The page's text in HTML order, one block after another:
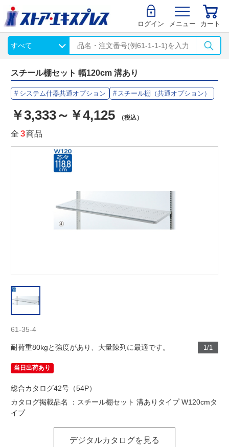
ログイン メニュー カート
スチール棚セット 幅120cm 溝あり
システム什器共通オプション スチール棚（共通オプション）
￥3,333～￥4,125 （税込）
全 3商品
1/1
61-35-4
耐荷重80kgと強度があり、大量陳列に最適です。
当日出荷あり
総合カタログ42号（54P）
カタログ掲載品名 ：スチール棚セット 溝ありタイプ W120cmタ
イプ
デジタルカタログを見る